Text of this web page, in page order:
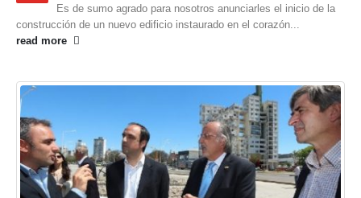
Es de sumo agrado para nosotros anunciarles el inicio de la
construcción de un nuevo edificio instaurado en el corazón...
read more